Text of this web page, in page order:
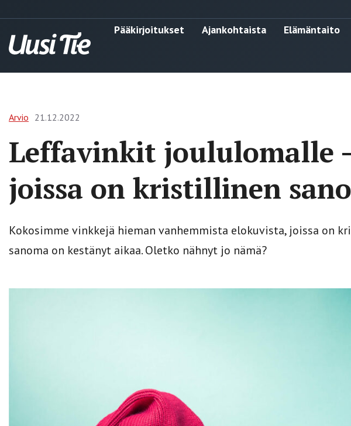
Pääkirjoitukset Ajankohtaista Elämäntaito
Arvio 21.12.2022
Leffavinkit joululomalle
joissa on kristillinen
Kokosimme vinkkejä hieman vanhemmista elokuvista, joissa on
sanoma on kestänyt aikaa. Oletko nähnyt jo nämä?